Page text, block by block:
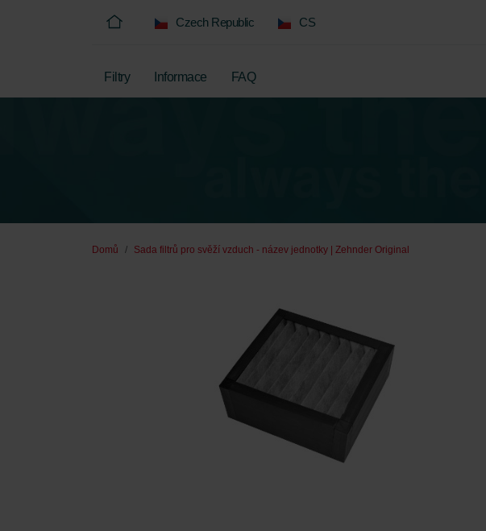
Czech Republic CS
Filtry Informace FAQ
Domů Sada filtrů pro svěží vzduch - název jednotky | Zehnder Original